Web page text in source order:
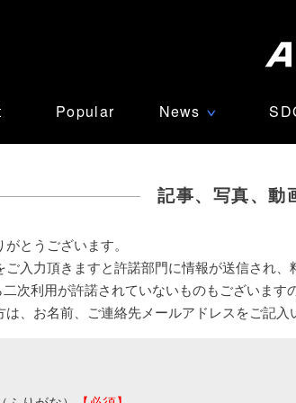
Popular News ∨
記事、写真、動
とうございます。
ご入力頂きますと許諾部門に情報が送信され、
次利用が許諾されていないものもございます
は、お名前、ご連絡先メールアドレスをご記入